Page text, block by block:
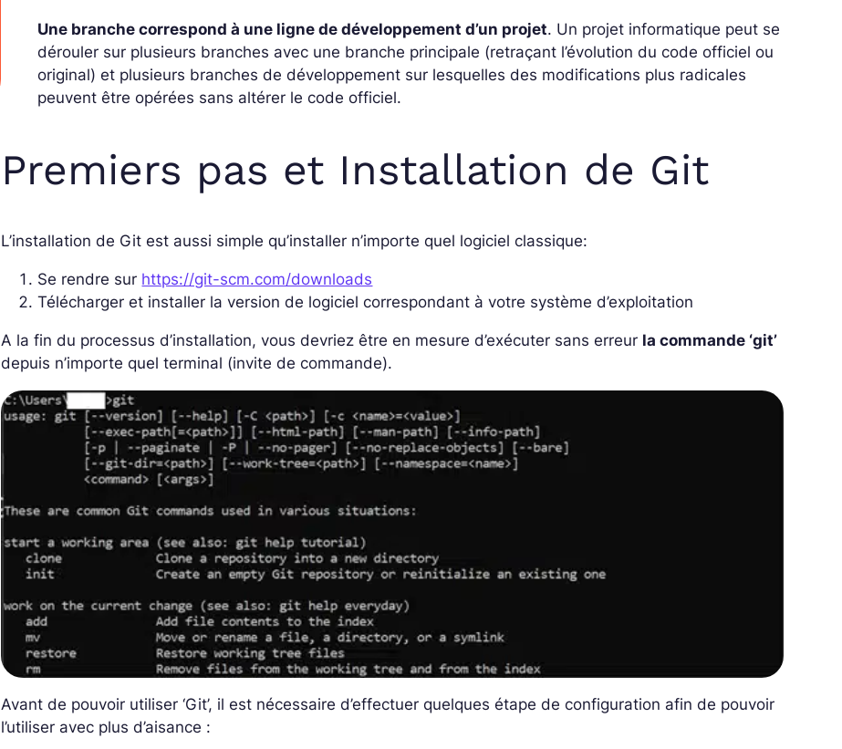
Une branche correspond à une ligne de développement d’un projet. Un projet informatique peut se
dérouler sur plusieurs branches avec une branche principale (retraçant l’évolution du code officiel ou
original) et plusieurs branches de développement sur lesquelles des modifications plus radicales
peuvent être opérées sans altérer le code officiel.
Premiers pas et Installation de Git
L’installation de Git est aussi simple qu’installer n’importe quel logiciel classique:
Se rendre sur https://git-scm.com/downloads
Télécharger et installer la version de logiciel correspondant à votre système d’exploitation
A la fin du processus d’installation, vous devriez être en mesure d’exécuter sans erreur la commande ‘git’
depuis n’importe quel terminal (invite de commande).
Avant de pouvoir utiliser ‘Git’, il est nécessaire d’effectuer quelques étape de configuration afin de pouvoir
l’utiliser avec plus d’aisance :